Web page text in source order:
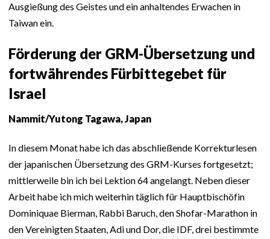
Ausgießung des Geistes und ein anhaltendes Erwachen in
Taiwan ein.
Förderung der GRM-Übersetzung und
fortwährendes Fürbittegebet für
Israel
Nammit/Yutong Tagawa, Japan
In diesem Monat habe ich das abschließende Korrekturlesen
der japanischen Übersetzung des GRM-Kurses fortgesetzt;
mittlerweile bin ich bei Lektion 64 angelangt. Neben dieser
Arbeit habe ich mich weiterhin täglich für Hauptbischöfin
Dominiquae Bierman, Rabbi Baruch, den Shofar-Marathon in
den Vereinigten Staaten, Adi und Dor, die IDF, drei bestimmte